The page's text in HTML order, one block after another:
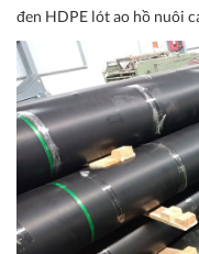
đen HDPE lót ao hồ nuôi